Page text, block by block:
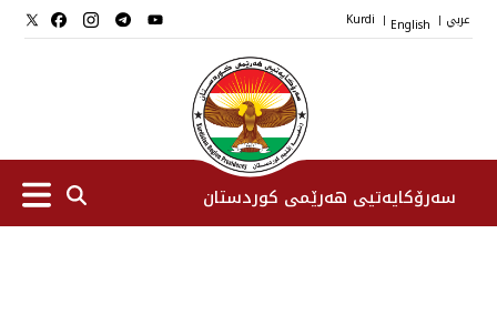
عربي |
English
|
Kurdi
سەرۆکایەتیی هەرێمی کوردستان